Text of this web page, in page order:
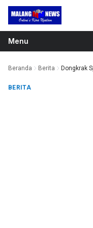
Langsung ke konten
Menu
Beranda Berita Dongkrak
BERITA